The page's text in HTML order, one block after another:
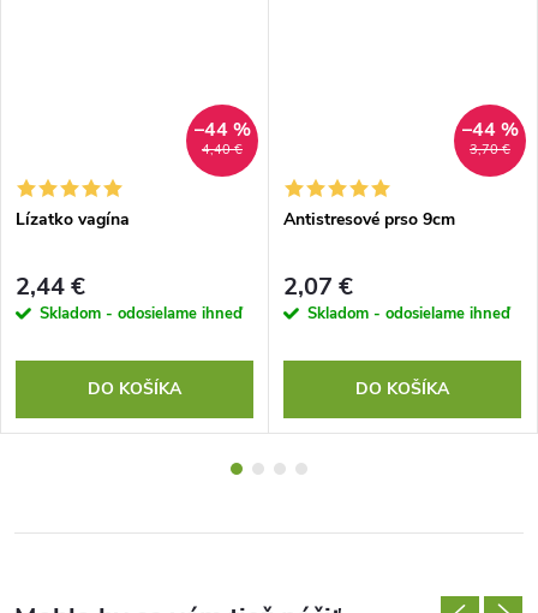
4,40 €
–44 %
Lízatko vagína
2,44 €
Skladom - odosielame ihneď
DO KOŠÍKA
3,70 €
–44 %
Antistresové prso 9cm
2,07 €
Skladom - odosielame ihneď
DO KOŠÍKA